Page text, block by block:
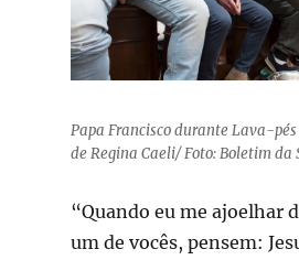
Papa Francisco durante Lava-
de Regina Caeli/ Foto: Boletim da
“Quando eu me ajoelhar
um de vocês, pensem: